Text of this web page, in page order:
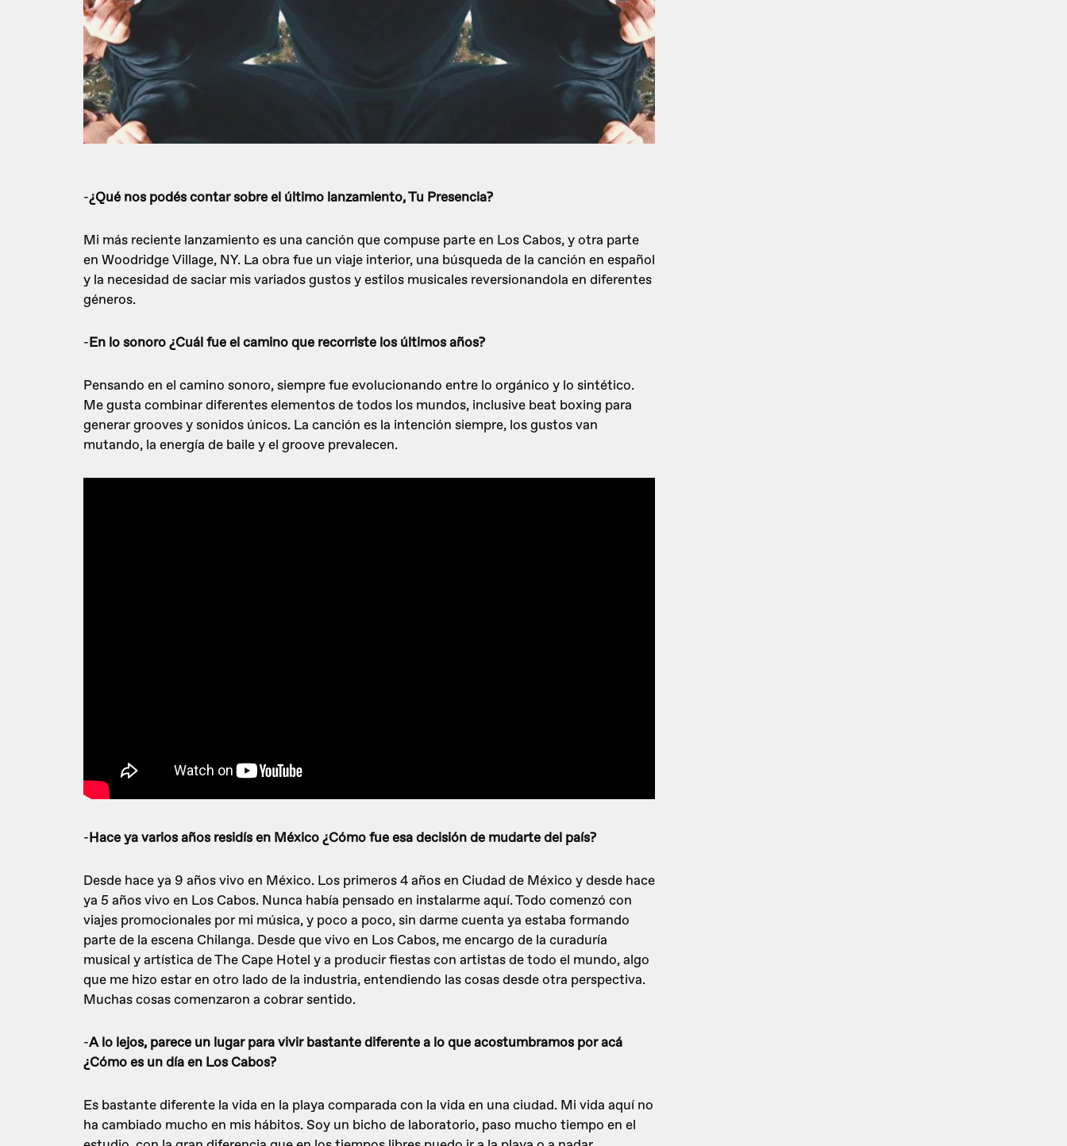
-¿Qué nos podés contar sobre el último lanzamiento, Tu Presencia?
Mi más reciente lanzamiento es una canción que compuse parte en Los Cabos, y otra parte
en Woodridge Village, NY. La obra fue un viaje interior, una búsqueda de la canción en español
y la necesidad de saciar mis variados gustos y estilos musicales reversionandola en diferentes
géneros.
-En lo sonoro ¿Cuál fue el camino que recorriste los últimos años?
Pensando en el camino sonoro, siempre fue evolucionando entre lo orgánico y lo sintético.
Me gusta combinar diferentes elementos de todos los mundos, inclusive beat boxing para
generar grooves y sonidos únicos. La canción es la intención siempre, los gustos van
mutando, la energía de baile y el groove prevalecen.
-Hace ya varios años residís en México ¿Cómo fue esa decisión de mudarte del país?
Desde hace ya 9 años vivo en México. Los primeros 4 años en Ciudad de México y desde hace
ya 5 años vivo en Los Cabos. Nunca había pensado en instalarme aquí. Todo comenzó con
viajes promocionales por mi música, y poco a poco, sin darme cuenta ya estaba formando
parte de la escena Chilanga. Desde que vivo en Los Cabos, me encargo de la curaduría
musical y artística de The Cape Hotel y a producir fiestas con artistas de todo el mundo, algo
que me hizo estar en otro lado de la industria, entendiendo las cosas desde otra perspectiva.
Muchas cosas comenzaron a cobrar sentido.
-A lo lejos, parece un lugar para vivir bastante diferente a lo que acostumbramos por acá
¿Cómo es un día en Los Cabos?
Es bastante diferente la vida en la playa comparada con la vida en una ciudad. Mi vida aquí no
ha cambiado mucho en mis hábitos. Soy un bicho de laboratorio, paso mucho tiempo en el